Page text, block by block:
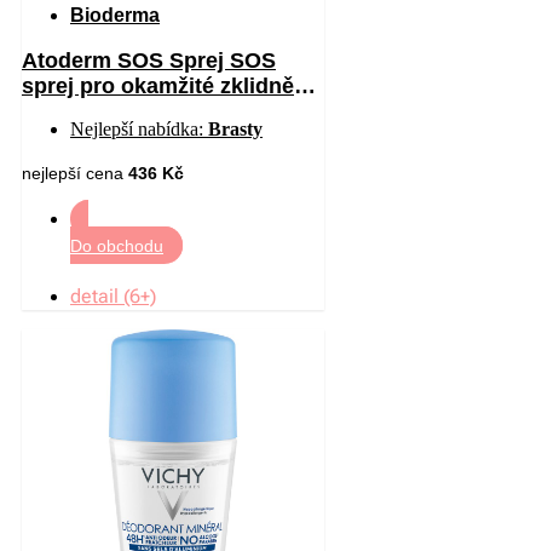
Bioderma
Atoderm SOS Sprej SOS
sprej pro okamžité zklidnění
Nejlepší nabídka: Brasty
nejlepší cena 436 Kč
Do obchodu
detail (6+)